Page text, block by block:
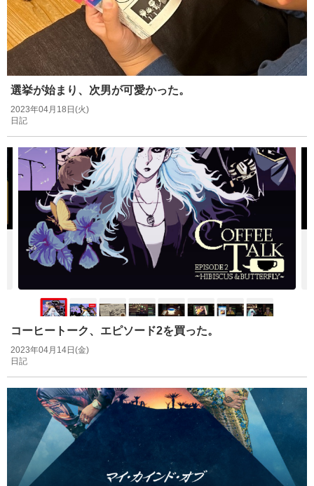
選挙が始まり、次男が可愛かった。
2023年04月18日(火)
日記
コーヒートーク、エピソード2を買った。
2023年04月14日(金)
日記